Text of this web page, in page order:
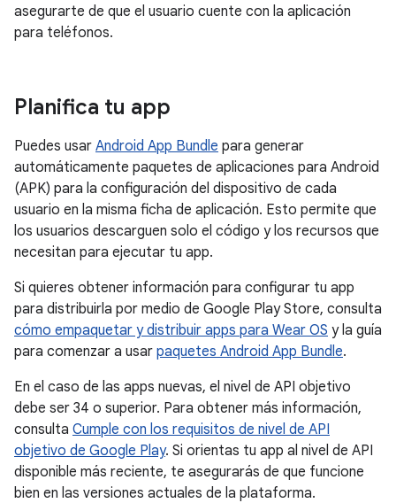
asegurarte de que el usuario cuente con la aplicación
para teléfonos.
Planifica tu app
Puedes usar Android App Bundle para generar
automáticamente paquetes de aplicaciones para Android
(APK) para la configuración del dispositivo de cada
usuario en la misma ficha de aplicación. Esto permite que
los usuarios descarguen solo el código y los recursos que
necesitan para ejecutar tu app.
Si quieres obtener información para configurar tu app
para distribuirla por medio de Google Play Store, consulta
cómo empaquetar y distribuir apps para Wear OS y la guía
para comenzar a usar paquetes Android App Bundle.
En el caso de las apps nuevas, el nivel de API objetivo
debe ser 34 o superior. Para obtener más información,
consulta Cumple con los requisitos de nivel de API
objetivo de Google Play. Si orientas tu app al nivel de API
disponible más reciente, te asegurarás de que funcione
bien en las versiones actuales de la plataforma.